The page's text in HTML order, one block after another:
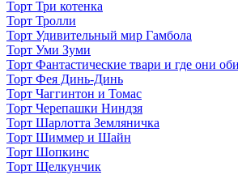
Торт Три котенка
Торт Тролли
Торт Удивительный мир Гамбола
Торт Уми Зуми
Торт Фантастические твари и где они
Торт Фея Динь-Динь
Торт Чаггинтон и Томас
Торт Черепашки Ниндзя
Торт Шарлотта Земляничка
Торт Шиммер и Шайн
Торт Шопкинс
Торт Щелкунчик